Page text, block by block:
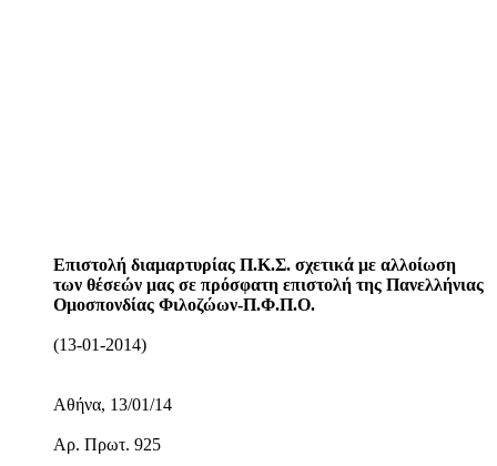
Επιστολή διαμαρτυρίας Π.Κ.Σ. σχετικά με αλλοίωση
των θέσεών μας σε πρόσφατη επιστολή της Πανελλήνιας
Ομοσπονδίας Φιλοζώων-Π.Φ.Π.Ο.
(13-01-2014)
Αθήνα, 13/01/14
Αρ. Πρωτ. 925